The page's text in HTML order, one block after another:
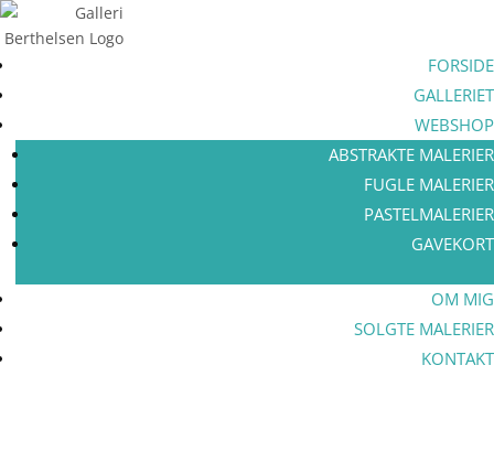
FORSIDE
GALLERIET
WEBSHOP
ABSTRAKTE MALERIER
FUGLE MALERIER
PASTELMALERIER
GAVEKORT
OM MIG
SOLGTE MALERIER
KONTAKT